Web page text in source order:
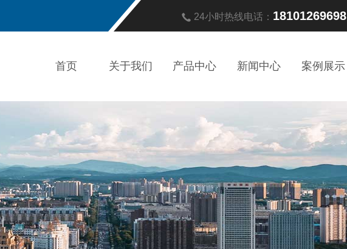
24小时热线电话： 18101269698
首页 关于我们 产品中心 新闻中心 案例展示